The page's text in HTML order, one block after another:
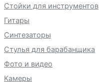
Стойки для инструментов
Гитары
Синтезаторы
Стулья для барабанщика
Фото и видео
Камеры